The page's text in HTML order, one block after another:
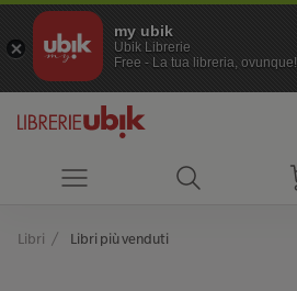
my ubik
Ubik Librerie
Free - La tua libreria, ovunque!
Libri Libri più venduti